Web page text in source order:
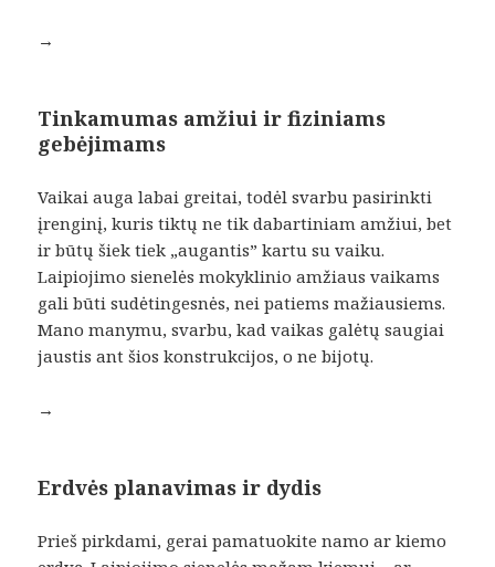
→
Tinkamumas amžiui ir fiziniams
gebėjimams
Vaikai auga labai greitai, todėl svarbu pasirinkti
įrenginį, kuris tiktų ne tik dabartiniam amžiui, bet
ir būtų šiek tiek „augantis” kartu su vaiku.
Laipiojimo sienelės mokyklinio amžiaus vaikams
gali būti sudėtingesnės, nei patiems mažiausiems.
Mano manymu, svarbu, kad vaikas galėtų saugiai
jaustis ant šios konstrukcijos, o ne bijotų.
→
Erdvės planavimas ir dydis
Prieš pirkdami, gerai pamatuokite namo ar kiemo